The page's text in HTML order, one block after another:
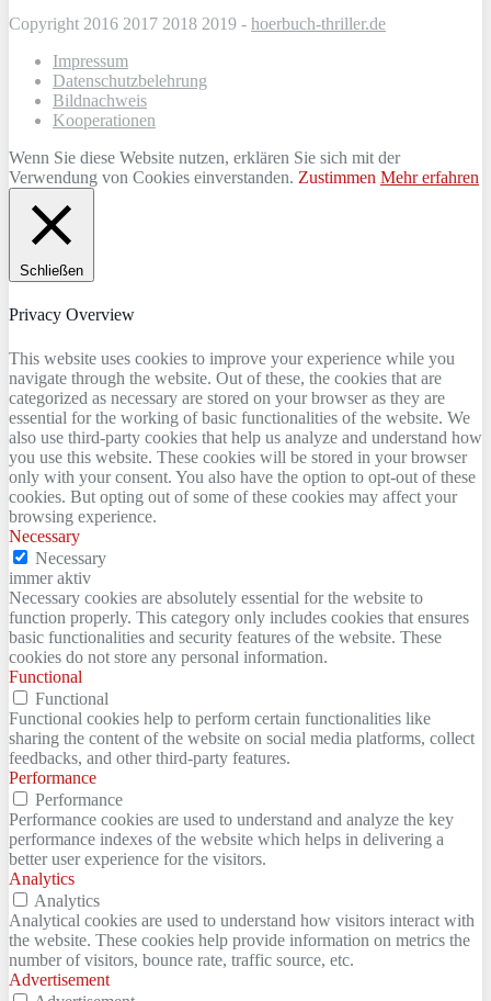
Copyright 2016 2017 2018 2019 - hoerbuch-thriller.de
Impressum
Datenschutzbelehrung
Bildnachweis
Kooperationen
Wenn Sie diese Website nutzen, erklären Sie sich mit der
Verwendung von Cookies einverstanden. Zustimmen Mehr erfahren
Schließen
Privacy Overview
This website uses cookies to improve your experience while you
navigate through the website. Out of these, the cookies that are
categorized as necessary are stored on your browser as they are
essential for the working of basic functionalities of the website. We
also use third-party cookies that help us analyze and understand how
you use this website. These cookies will be stored in your browser
only with your consent. You also have the option to opt-out of these
cookies. But opting out of some of these cookies may affect your
browsing experience.
Necessary
Necessary
immer aktiv
Necessary cookies are absolutely essential for the website to
function properly. This category only includes cookies that ensures
basic functionalities and security features of the website. These
cookies do not store any personal information.
Functional
Functional
Functional cookies help to perform certain functionalities like
sharing the content of the website on social media platforms, collect
feedbacks, and other third-party features.
Performance
Performance
Performance cookies are used to understand and analyze the key
performance indexes of the website which helps in delivering a
better user experience for the visitors.
Analytics
Analytics
Analytical cookies are used to understand how visitors interact with
the website. These cookies help provide information on metrics the
number of visitors, bounce rate, traffic source, etc.
Advertisement